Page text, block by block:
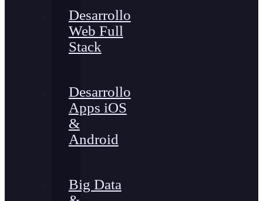
Desarrollo
Web Full
Stack
Desarrollo
Apps iOS
&
Android
Big Data